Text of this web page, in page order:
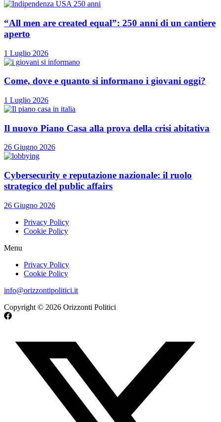
“All men are created equal”: 250 anni di un cantiere
aperto
1 Luglio 2026
Come, dove e quanto si informano i giovani oggi?
1 Luglio 2026
Il nuovo Piano Casa alla prova della crisi abitativa
26 Giugno 2026
Cybersecurity e reputazione nazionale: il ruolo
strategico del public affairs
26 Giugno 2026
Privacy Policy
Cookie Policy
Menu
Privacy Policy
Cookie Policy
info@orizzontipolitici.it
Copyright © 2026 Orizzonti Politici